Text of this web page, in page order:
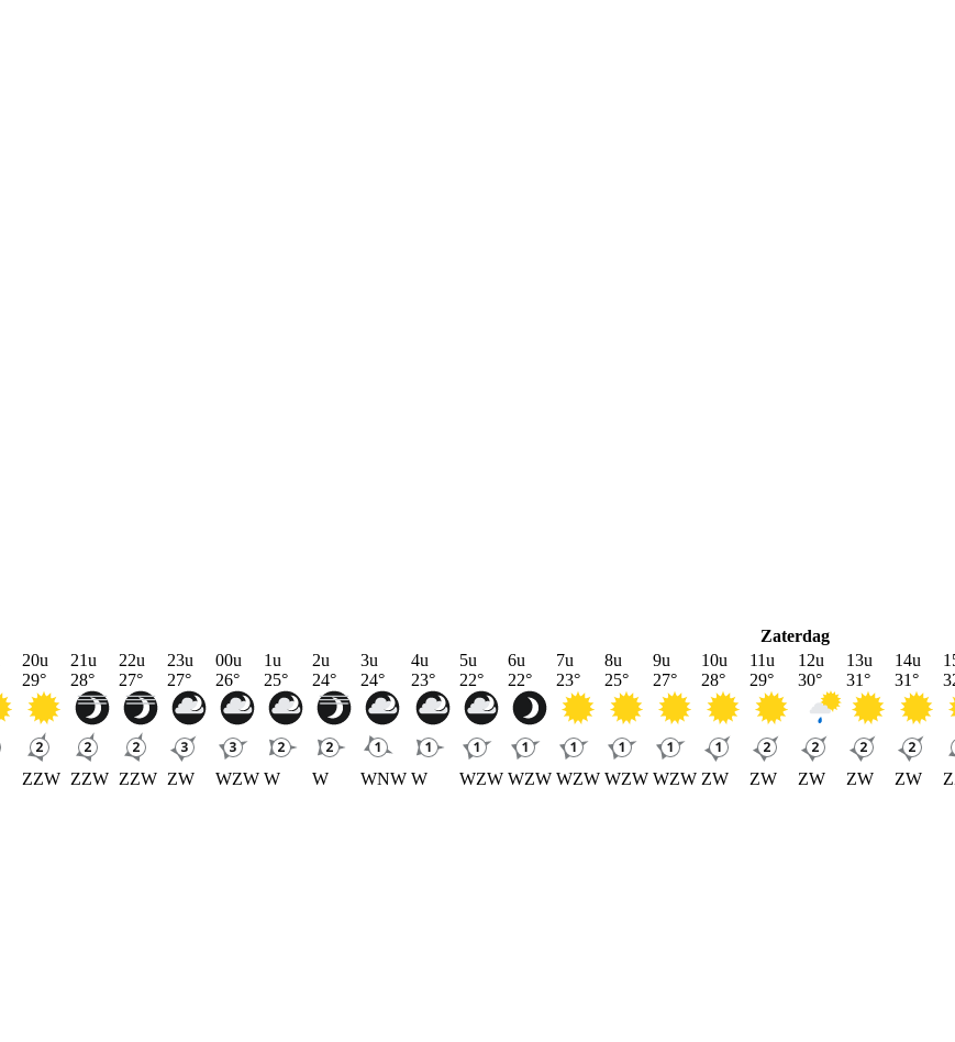
Zaterdag
20u
29°
ZZW
21u
28°
ZZW
22u
27°
ZZW
23u
27°
ZW
00u
26°
WZW
1u
25°
W
2u
24°
W
3u
24°
WNW
4u
23°
W
5u
22°
WZW
6u
22°
WZW
7u
23°
WZW
8u
25°
WZW
9u
27°
WZW
10u
28°
ZW
11u
29°
ZW
12u
30°
ZW
13u
31°
ZW
14u
31°
ZW